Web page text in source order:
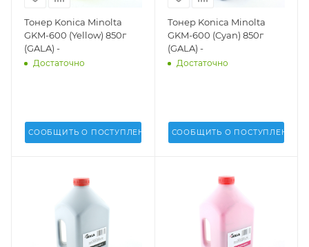
Тонер Konica Minolta
GKM-600 (Yellow) 850г
(GALA) -
Достаточно
СООБЩИТЬ О ПОСТУПЛЕНИИ
Тонер Konica Minolta
GKM-600 (Cyan) 850г
(GALA) -
Достаточно
СООБЩИТЬ О ПОСТУПЛЕНИИ